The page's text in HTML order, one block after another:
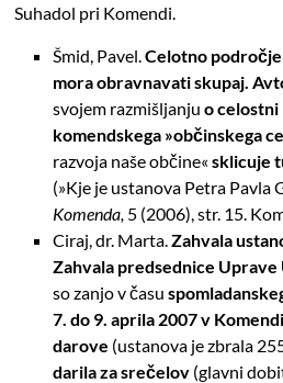
Suhadol pri Komendi.
Šmid, Pavel.Celotno
mora obravnavati skupaj.
svojem razmišljanjuo
komendskega »občinskega
razvoja naše občine«sklicuje
(»Kje je ustanova Petra Pavla
Komenda, 5 (2006), str. 15.
Ciraj, dr. Marta.Zahvala
Zahvala predsednice Uprave
so zanjo v času
7. do 9. aprila 2007 v
darove (ustanova je zbrala
darila za srečelov (glavni